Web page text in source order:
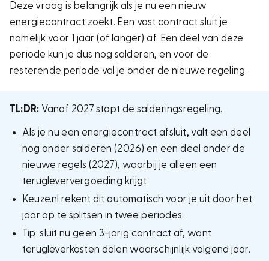
Deze vraag is belangrijk als je nu een nieuw
energiecontract zoekt. Een vast contract sluit je
namelijk voor 1 jaar (of langer) af. Een deel van deze
periode kun je dus nog salderen, en voor de
resterende periode val je onder de nieuwe regeling.
TL;DR: Vanaf 2027 stopt de salderingsregeling.
Als je nu een energiecontract afsluit, valt een deel
nog onder salderen (2026) en een deel onder de
nieuwe regels (2027), waarbij je alleen een
terugleververgoeding krijgt.
Keuze.nl rekent dit automatisch voor je uit door het
jaar op te splitsen in twee periodes.
Tip: sluit nu geen 3-jarig contract af, want
terugleverkosten dalen waarschijnlijk volgend jaar.